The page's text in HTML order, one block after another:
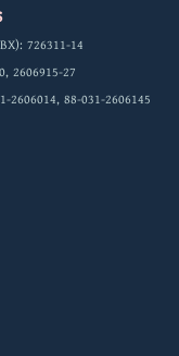
726311-14
2606915-27
2606014, 88-031-2606145